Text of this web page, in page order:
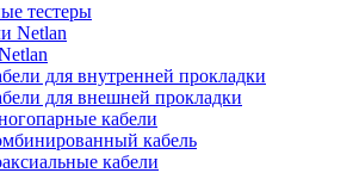
тестеры
для внутренней прокладки
для внешней прокладки
кабели
кабель
кабели